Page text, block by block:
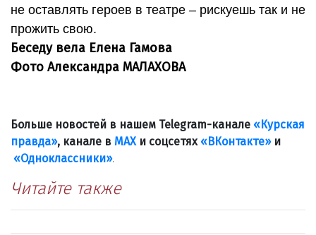
не оставлять героев в театре – рискуешь так и не
прожить свою.
Беседу вела Елена Гамова
Фото Александра МАЛАХОВА
Больше новостей в нашем Telegram-канале «Курская
правда», канале в МАХи соцсетях «ВКонтакте»и
«Одноклассники».
Читайте также